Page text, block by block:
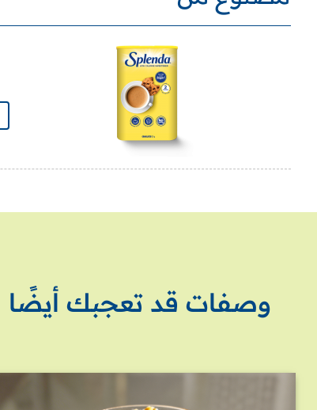
وصفات قد تعجبك أيضًا